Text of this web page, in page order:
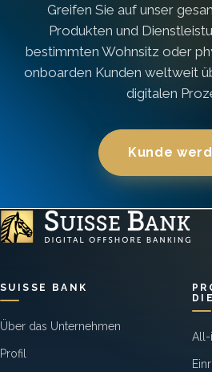
Greifen Sie auf unser
Produkten und
bestimmten Wohnsitz oder
onboarden Kunden weltweit
digitalen
Kunde
SUISSE BANK
Über das Unternehmen
Profil
All-